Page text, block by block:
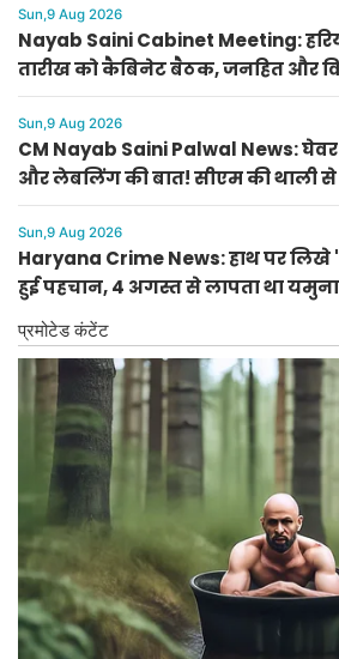
Sun,9 Aug 2026
Nayab Saini Cabinet Meeting:
तारीख को कैबिनेट बैठक, जनहित और
मिलेगी मंजूरी
Sun,9 Aug 2026
CM Nayab Saini Palwal News: घेवर
और लेबलिंग की बात! सीएम की थाली से
घेवर
Sun,9 Aug 2026
Haryana Crime News: हाथ पर
हुई पहचान, 4 अगस्त से लापता था